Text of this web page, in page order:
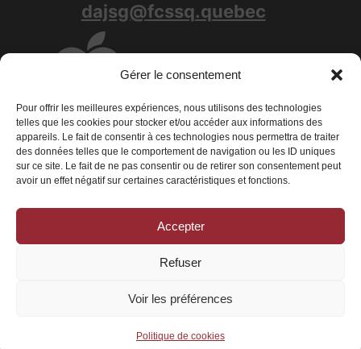
Gérer le consentement
Pour offrir les meilleures expériences, nous utilisons des technologies
telles que les cookies pour stocker et/ou accéder aux informations des
appareils. Le fait de consentir à ces technologies nous permettra de traiter
des données telles que le comportement de navigation ou les ID uniques
sur ce site. Le fait de ne pas consentir ou de retirer son consentement peut
avoir un effet négatif sur certaines caractéristiques et fonctions.
Accepter
Refuser
Voir les préférences
Politique de cookies
dajsg@fcssq.quebec
Déclaration de confidentialité